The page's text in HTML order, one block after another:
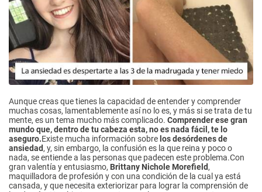
Aunque creas que tienes la capacidad de entender y comprender
muchas cosas, lamentablemente así no lo es, y más si se trata de tu
mente, es un tema mucho más complicado. Comprender ese gran
mundo que, dentro de tu cabeza esta, no es nada fácil, te lo
aseguro.Existe mucha información sobre los desórdenes de
ansiedad, y, sin embargo, la confusión es la que reina y poco o
nada, se entiende a las personas que padecen este problema.Con
gran valentía y entusiasmo, Brittany Nichole Morefield,
maquilladora de profesión y con una condición de la cual ya está
cansada, y que necesita exteriorizar para lograr la comprensión de